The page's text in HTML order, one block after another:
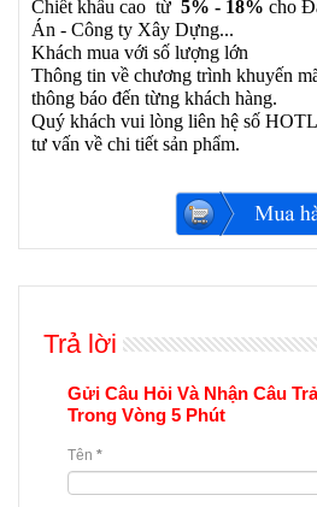
Chiết khấu cao từ 5% - 18% cho
Án - Công ty Xây Dựng...
Khách mua với số lượng lớn
Thông tin về chương trình khuyến
thông báo đến từng khách hàng.
Quý khách vui lòng liên hệ số
tư vấn về chi tiết sản phẩm.
Trả lời
Gửi Câu Hỏi Và Nhận Câu
Trong Vòng 5 Phút
Tên *